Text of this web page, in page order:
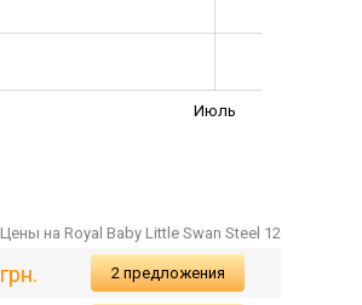
Июль
Цены на Royal Baby Little Swan Steel 12
грн. 2 предложения